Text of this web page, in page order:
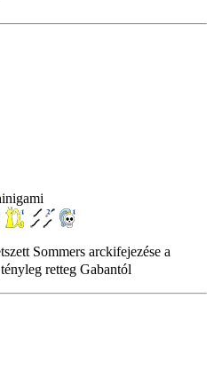
Sommers arckifejezése a
retteg Gabantól